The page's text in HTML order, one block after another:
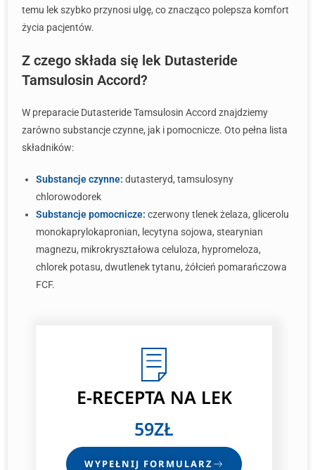
temu lek szybko przynosi ulgę, co znacząco polepsza komfort
życia pacjentów.
Z czego składa się lek Dutasteride
Tamsulosin Accord?
W preparacie Dutasteride Tamsulosin Accord znajdziemy
zarówno substancje czynne, jak i pomocnicze. Oto pełna lista
składników:
Substancje czynne: dutasteryd, tamsulosyny
chlorowodorek
Substancje pomocnicze: czerwony tlenek żelaza, glicerolu
monokaprylokapronian, lecytyna sojowa, stearynian
magnezu, mikrokryształowa celuloza, hypromeloza,
chlorek potasu, dwutlenek tytanu, żółcień pomarańczowa
FCF.
E-RECEPTANA LEK
59ZŁ
WYPEŁNIJ FORMULARZ